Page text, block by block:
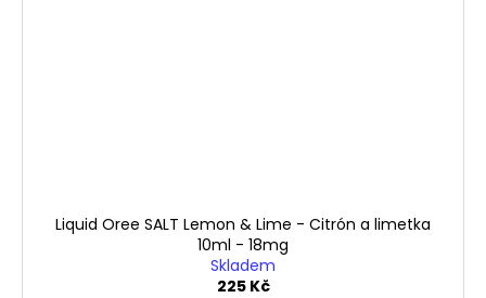
Liquid Oree SALT Lemon & Lime - Citrón a limetka
10ml - 18mg
Skladem
225 Kč